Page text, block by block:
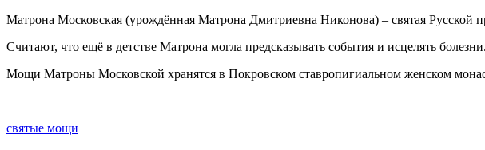
Матрона Московская (урождённая Матрона Дмитриевна Никонова) – святая Русской
Считают, что ещё в детстве Матрона могла предсказывать события и исцелять
Мощи Матроны Московской хранятся в Покровском ставропигиальном женском
святые мощи